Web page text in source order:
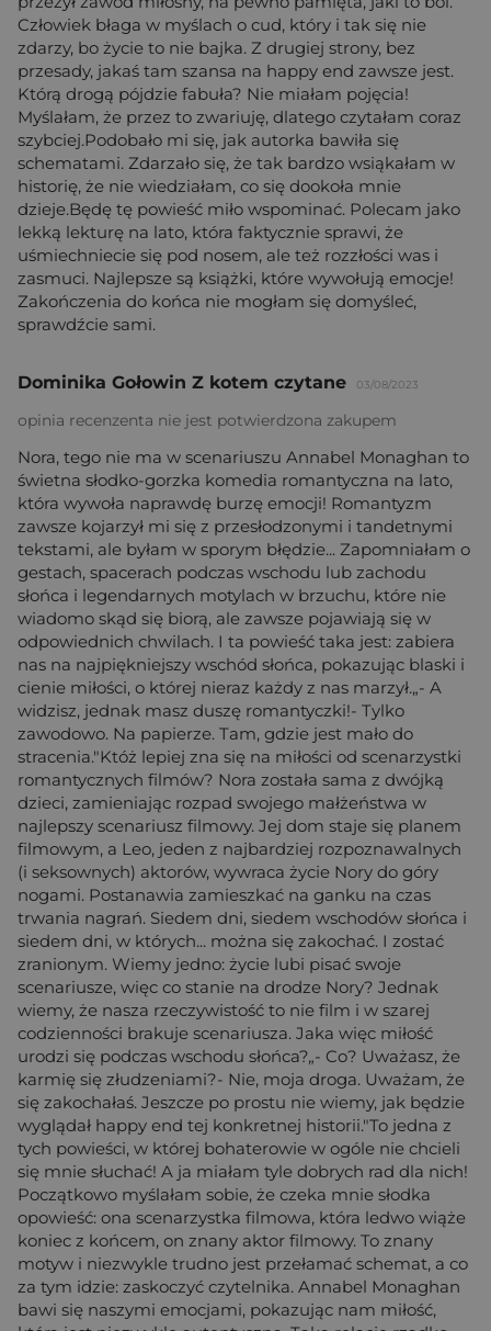
Człowiek błaga w myślach o cud, który i tak się nie
zdarzy, bo życie to nie bajka. Z drugiej strony, bez
przesady, jakaś tam szansa na happy end zawsze jest.
Którą drogą pójdzie fabuła? Nie miałam pojęcia!
Myślałam, że przez to zwariuję, dlatego czytałam coraz
szybciej.Podobało mi się, jak autorka bawiła się
schematami. Zdarzało się, że tak bardzo wsiąkałam w
historię, że nie wiedziałam, co się dookoła mnie
dzieje.Będę tę powieść miło wspominać. Polecam jako
lekką lekturę na lato, która faktycznie sprawi, że
uśmiechniecie się pod nosem, ale też rozzłości was i
zasmuci. Najlepsze są książki, które wywołują emocje!
Zakończenia do końca nie mogłam się domyśleć,
sprawdźcie sami.
Dominika Gołowin Z kotem czytane 03/08/2023
opinia recenzenta nie jest potwierdzona zakupem
Nora, tego nie ma w scenariuszu Annabel Monaghan to
świetna słodko-gorzka komedia romantyczna na lato,
która wywoła naprawdę burzę emocji! Romantyzm
zawsze kojarzył mi się z przesłodzonymi i tandetnymi
tekstami, ale byłam w sporym błędzie... Zapomniałam o
gestach, spacerach podczas wschodu lub zachodu
słońca i legendarnych motylach w brzuchu, które nie
wiadomo skąd się biorą, ale zawsze pojawiają się w
odpowiednich chwilach. I ta powieść taka jest: zabiera
nas na najpiękniejszy wschód słońca, pokazując blaski i
cienie miłości, o której nieraz każdy z nas marzył.„- A
widzisz, jednak masz duszę romantyczki!- Tylko
zawodowo. Na papierze. Tam, gdzie jest mało do
stracenia."Któż lepiej zna się na miłości od scenarzystki
romantycznych filmów? Nora została sama z dwójką
dzieci, zamieniając rozpad swojego małżeństwa w
najlepszy scenariusz filmowy. Jej dom staje się planem
filmowym, a Leo, jeden z najbardziej rozpoznawalnych
(i seksownych) aktorów, wywraca życie Nory do góry
nogami. Postanawia zamieszkać na ganku na czas
trwania nagrań. Siedem dni, siedem wschodów słońca i
siedem dni, w których... można się zakochać. I zostać
zranionym. Wiemy jedno: życie lubi pisać swoje
scenariusze, więc co stanie na drodze Nory? Jednak
wiemy, że nasza rzeczywistość to nie film i w szarej
codzienności brakuje scenariusza. Jaka więc miłość
urodzi się podczas wschodu słońca?„- Co? Uważasz, że
karmię się złudzeniami?- Nie, moja droga. Uważam, że
się zakochałaś. Jeszcze po prostu nie wiemy, jak będzie
wyglądał happy end tej konkretnej historii."To jedna z
tych powieści, w której bohaterowie w ogóle nie chcieli
się mnie słuchać! A ja miałam tyle dobrych rad dla nich!
Początkowo myślałam sobie, że czeka mnie słodka
opowieść: ona scenarzystka filmowa, która ledwo wiąże
koniec z końcem, on znany aktor filmowy. To znany
motyw i niezwykle trudno jest przełamać schemat, a co
za tym idzie: zaskoczyć czytelnika. Annabel Monaghan
bawi się naszymi emocjami, pokazując nam miłość,